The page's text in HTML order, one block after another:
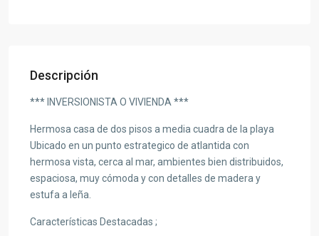
Descripción
*** INVERSIONISTA O VIVIENDA ***
Hermosa casa de dos pisos a media cuadra de la playa
Ubicado en un punto estrategico de atlantida con
hermosa vista, cerca al mar, ambientes bien distribuidos,
espaciosa, muy cómoda y con detalles de madera y
estufa a leña.
Características Destacadas ;